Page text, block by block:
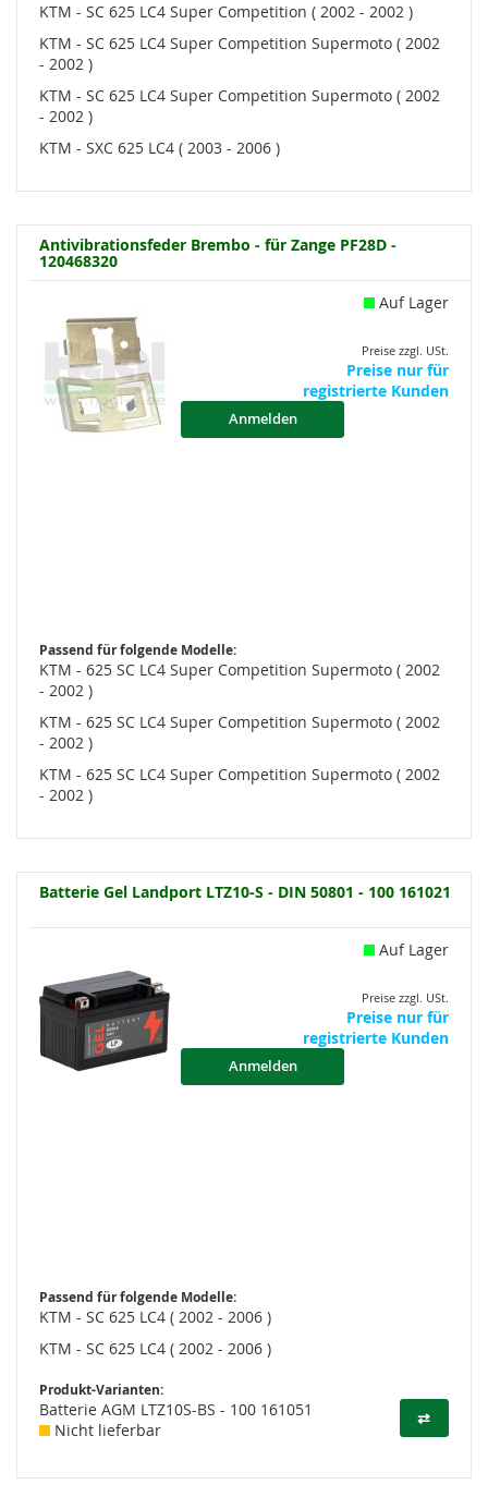
KTM - SC 625 LC4 Super Competition ( 2002 - 2002 )
KTM - SC 625 LC4 Super Competition Supermoto ( 2002
- 2002 )
KTM - SC 625 LC4 Super Competition Supermoto ( 2002
- 2002 )
KTM - SXC 625 LC4 ( 2003 - 2006 )
Antivibrationsfeder Brembo - für Zange PF28D -
120468320
Auf Lager
Preise zzgl. USt.
Preise nur für
registrierte Kunden
Anmelden
Passend für folgende Modelle:
KTM - 625 SC LC4 Super Competition Supermoto ( 2002
- 2002 )
KTM - 625 SC LC4 Super Competition Supermoto ( 2002
- 2002 )
KTM - 625 SC LC4 Super Competition Supermoto ( 2002
- 2002 )
Batterie Gel Landport LTZ10-S - DIN 50801 - 100 161021
Auf Lager
Preise zzgl. USt.
Preise nur für
registrierte Kunden
Anmelden
Passend für folgende Modelle:
KTM - SC 625 LC4 ( 2002 - 2006 )
KTM - SC 625 LC4 ( 2002 - 2006 )
Produkt-Varianten:
⇄
Batterie AGM LTZ10S-BS - 100 161051
Nicht lieferbar